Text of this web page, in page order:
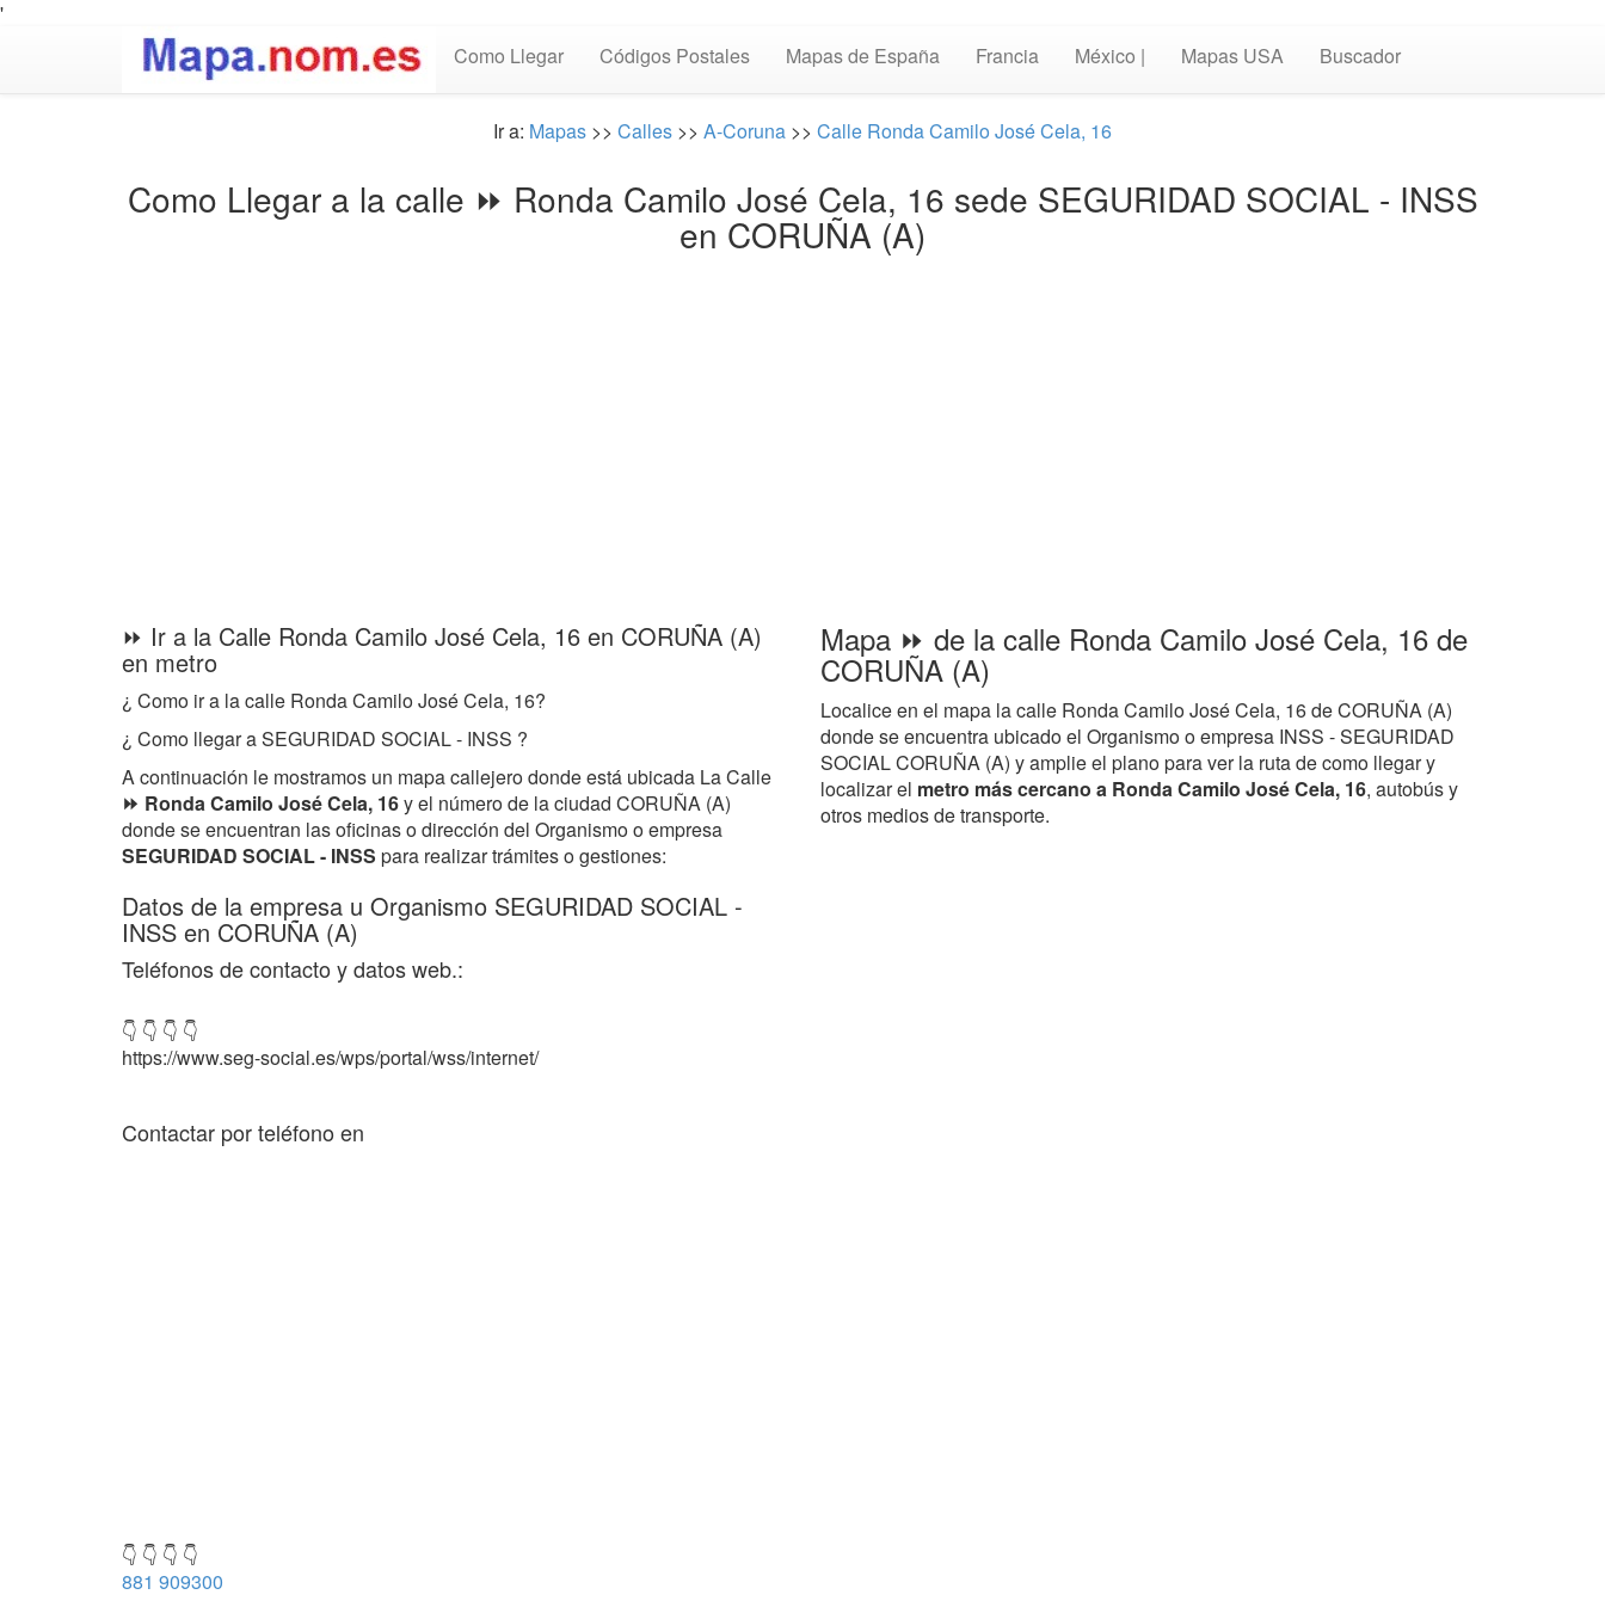
'
Como Llegar
Códigos Postales Mapas de España Francia México | Mapas USA Buscador
Ir a: Mapas >> Calles >> A-Coruna >> Calle Ronda Camilo José Cela, 16
Como Llegar a la calle ⏩ Ronda Camilo José Cela, 16 sede SEGURIDAD SOCIAL - INSS
en CORUÑA (A)
⏩ Ir a la Calle Ronda Camilo José Cela, 16 en CORUÑA (A)
en metro
¿ Como ir a la calle Ronda Camilo José Cela, 16?
¿ Como llegar a SEGURIDAD SOCIAL - INSS ?
A continuación le mostramos un mapa callejero donde está ubicada La Calle
⏩ Ronda Camilo José Cela, 16y el número de la ciudad CORUÑA (A)
donde se encuentran las oficinas o dirección del Organismo o empresa
SEGURIDAD SOCIAL - INSS para realizar trámites o gestiones:
Datos de la empresa u Organismo SEGURIDAD SOCIAL -
INSS en CORUÑA (A)
Teléfonos de contacto y datos web.:
👇 👇 👇 👇
https://www.seg-social.es/wps/portal/wss/internet/
Contactar por teléfono en
👇 👇 👇 👇
881 909300
Mapa ⏩ de la calle Ronda Camilo José Cela, 16 de
CORUÑA (A)
Localice en el mapa la calle Ronda Camilo José Cela, 16 de CORUÑA (A)
donde se encuentra ubicado el Organismo o empresa INSS - SEGURIDAD
SOCIAL CORUÑA (A) y amplie el plano para ver la ruta de como llegar y
localizar el metro más cercano a Ronda Camilo José Cela, 16, autobús y
otros medios de transporte.